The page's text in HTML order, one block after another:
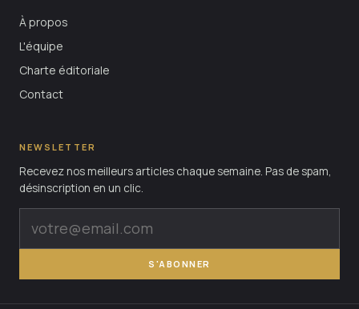
À propos
L'équipe
Charte éditoriale
Contact
NEWSLETTER
Recevez nos meilleurs articles chaque semaine. Pas de spam,
désinscription en un clic.
S'ABONNER